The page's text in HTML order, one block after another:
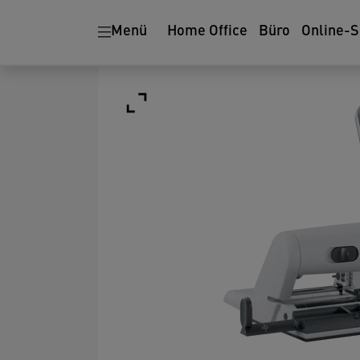
Menü Home Office Büro Online-